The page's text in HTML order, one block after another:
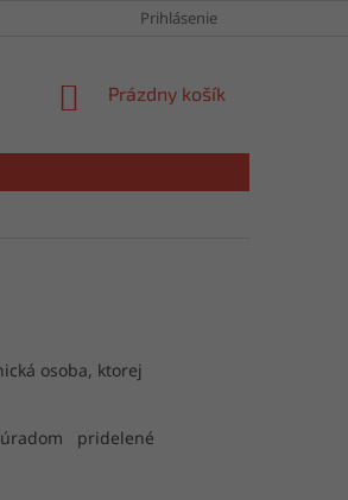
Prihlásenie
NÁKUPNÝ
Prázdny košík
osoba, ktorej
úradom pridelené